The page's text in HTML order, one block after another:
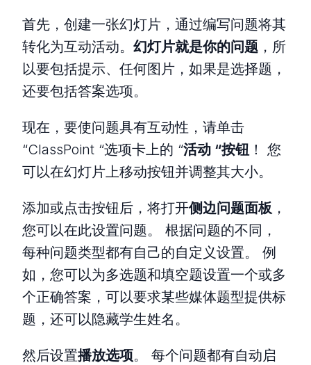
首先，创建一张幻灯片，通过编写问题将其
转化为互动活动。 幻灯片就是你的问题 ，所
以要包括提示、任何图片，如果是选择题，
还要包括答案选项。
现在，要使问题具有互动性，请单击
“ClassPoint “选项卡上的 “活动 “按钮 ！ 您
可以在幻灯片上移动按钮并调整其大小。
添加或点击按钮后，将打开侧边问题面板 ，
您可以在此设置问题。 根据问题的不同，
每种问题类型都有自己的自定义设置。 例
如，您可以为多选题和填空题设置一个或多
个正确答案，可以要求某些媒体题型提供标
题，还可以隐藏学生姓名。
然后设置播放选项。 每个问题都有自动启